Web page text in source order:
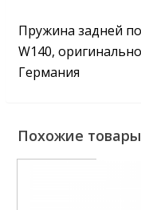
Пружина задней
W140,
Германия
Похожие товары